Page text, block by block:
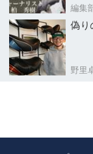
編集
偽り
野里